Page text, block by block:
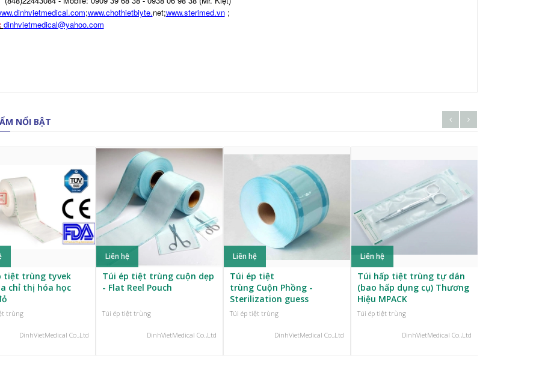
;www.chothietbiyte.net;www.sterimed.vn;
dinhvietmedical@yahoo.com
NỔI BẬT
tiệt trùng tyvek
chỉ thị hóa học
trùng
DinhVietMedical Co.,Ltd
Liên hệ
Túi ép tiệt trùng cuộn dẹp
- Flat Reel Pouch
Túi ép tiệt trùng
DinhVietMedical Co.,Ltd
Liên hệ
Túi ép tiệt
trùng Cuộn Phồng -
Sterilization guess
Túi ép tiệt trùng
DinhVietMedical Co.,Ltd
Liên hệ
Túi hấp tiệt trùng tự dán
(bao hấp dụng cụ) Thương
Hiệu MPACK
Túi ép tiệt trùng
DinhVietMedical Co.,Ltd